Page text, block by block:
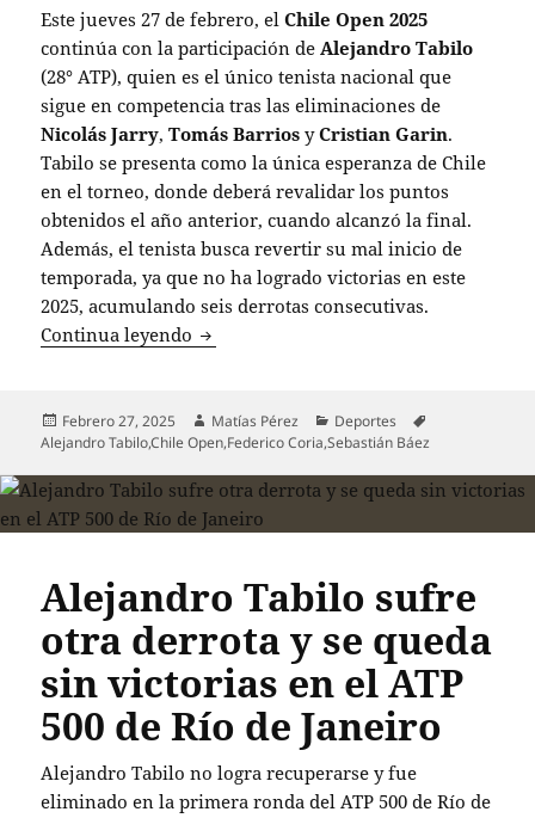
Este jueves 27 de febrero, elChile Open 2025
continúa con la participación deAlejandro Tabilo
(28° ATP), quien es el único tenista nacional que
sigue en competencia tras las eliminaciones de
Nicolás Jarry,Tomás Barrios yCristian Garin.
Tabilo se presenta como la única esperanza de Chile
en el torneo, donde deberá revalidar los puntos
obtenidos el año anterior, cuando alcanzó la final.
Además, el tenista busca revertir su mal inicio de
temporada, ya que no ha logrado victorias en este
2025, acumulando seis derrotas consecutivas.
Continua leyendo Alejandro Tabilo, única esperanza
Publicado
el
Febrero 27, 2025 Autor
Matías Pérez Categorías
Deportes
Alejandro Tabilo,Chile Open,Federico Coria,Sebastián Báez
Alejandro Tabilo sufre
otra derrota y se queda
sin victorias en el ATP
500 de Río de Janeiro
Alejandro Tabilo no logra recuperarse y fue
eliminado en la primera ronda del ATP 500 de Río de